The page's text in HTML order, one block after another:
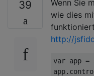
39
Wenn Sie
wie dies
http://
var app =
app.